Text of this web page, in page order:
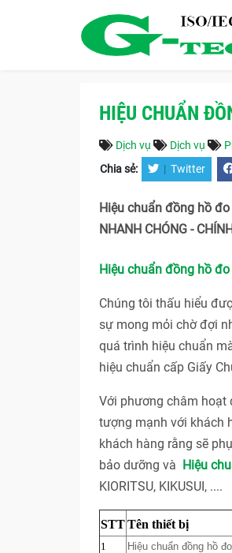
HIỆU CHUẨN
Dịch vụ Dịch vụ
Chia sẻ: | Twitter
Hiệu chuẩn đồng hồ đo
NHANH CHÓNG -
Hiệu chuẩn đồng hồ
Chúng tôi thấu hiểu
sự mong mỏi chờ đợi
quá trình hiệu chuẩn
hiệu chuẩn cấp Giấy
Với phương châm hoạt
tượng mạnh với khách
khách hàng rằng sẽ
bảo dưỡng và Hiệu
KIORITSU, KIKUSUI, ....
STTTên thiết bị
1 Hiệu chuẩn đồng hồ